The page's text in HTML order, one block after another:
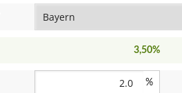
3,50%
%